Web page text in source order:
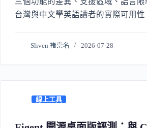
台灣與中文學英語讀者的實際可用性
Sliven 褚崇名 2026-07-28
線上工具